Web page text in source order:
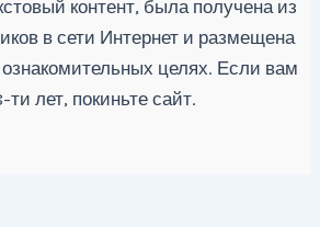
контент, была получена из
в сети Интернет и размещена
целях. Если вам
ти лет, покиньте сайт.